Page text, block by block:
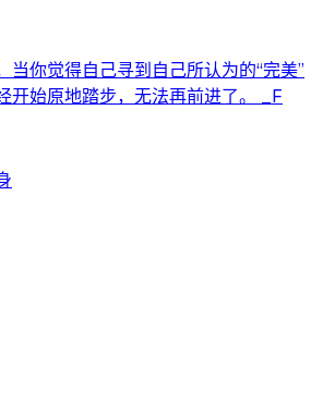
当你觉得自己寻到自己所认为的“完美”
开始原地踏步，无法再前进了。 _F